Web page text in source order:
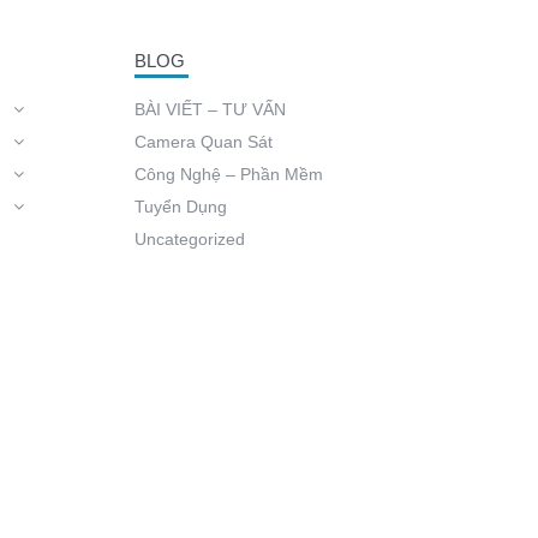
BLOG
BÀI VIẾT – TƯ VẤN
Camera Quan Sát
Công Nghệ – Phần Mềm
Tuyển Dụng
Uncategorized